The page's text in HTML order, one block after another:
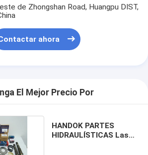
de Zhongshan Road, Huangpu DIST,
ahora
El Mejor Precio Por
HANDOK PARTES
HIDRAULÍSTICAS Las